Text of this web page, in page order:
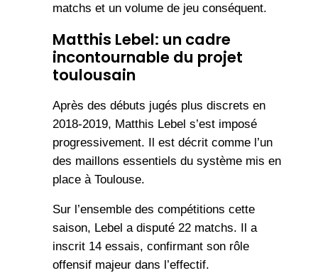
matchs et un volume de jeu conséquent.
Matthis Lebel: un cadre
incontournable du projet
toulousain
Après des débuts jugés plus discrets en
2018-2019, Matthis Lebel s’est imposé
progressivement. Il est décrit comme l’un
des maillons essentiels du système mis en
place à Toulouse.
Sur l’ensemble des compétitions cette
saison, Lebel a disputé 22 matchs. Il a
inscrit 14 essais, confirmant son rôle
offensif majeur dans l’effectif.